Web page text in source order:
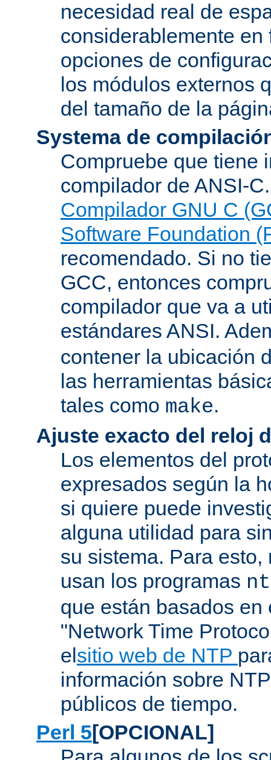
necesidad real de
considerablemente en
opciones de
los módulos externos
del tamaño de la
Systema de
Compruebe que tiene
compilador de ANSI-
Compilador GNU C
Software Foundation
recomendado. Si no
GCC, entonces
compilador que va a
estándares ANSI.
contener la ubicación
las herramientas
tales como make.
Ajuste exacto del reloj
Los elementos del
expresados según la
si quiere puede
alguna utilidad para
su sistema. Para esto,
usan los programas
que están basados en
"Network Time
elsitio web de NTP
información sobre
públicos de tiempo.
Perl 5[OPCIONAL]